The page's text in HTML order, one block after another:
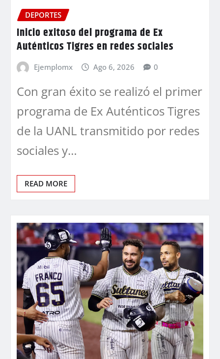
DEPORTES
Inicio exitoso del programa de Ex
Auténticos Tigres en redes sociales
Ejemplomx Ago 6, 2026 0
Con gran éxito se realizó el primer
programa de Ex Auténticos Tigres
de la UANL transmitido por redes
sociales y…
READ MORE